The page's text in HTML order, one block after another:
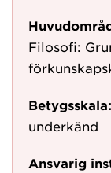
Filosofi:
Betygsskala:
underkänd
Ansvarig